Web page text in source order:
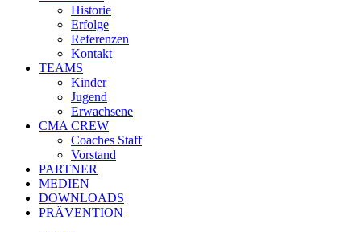
Historie
Erfolge
Referenzen
Kontakt
TEAMS
Kinder
Jugend
Erwachsene
CMA CREW
Coaches Staff
Vorstand
PARTNER
MEDIEN
DOWNLOADS
PRÄVENTION